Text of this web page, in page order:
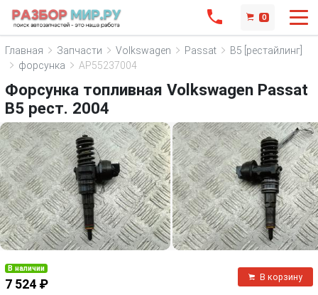
0
Главная Запчасти Volkswagen Passat
B5 [рестайлинг]
форсунка
AP55237004
Форсунка топливная Volkswagen Passat
B5 рест. 2004
В наличии
7 524 ₽
В корзину